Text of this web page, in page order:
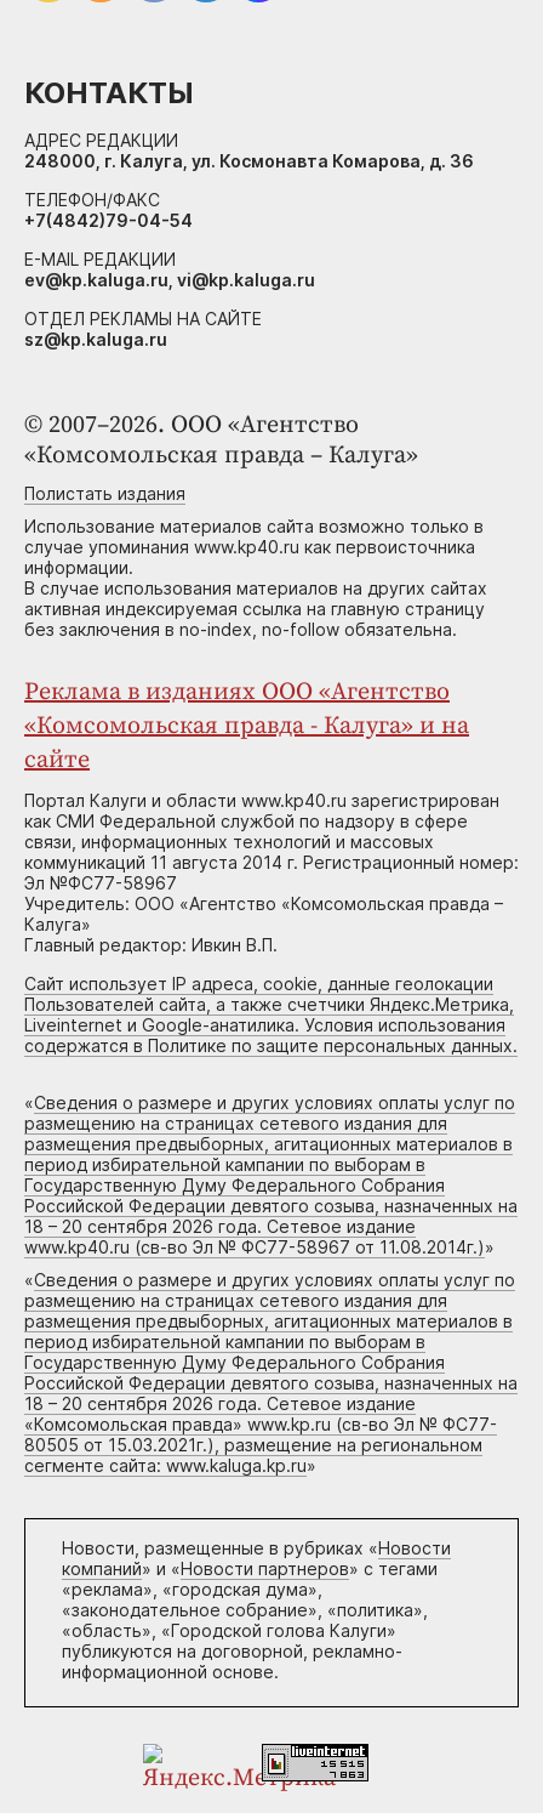
© 2007–2026. ООО «Агентство
«Комсомольская правда – Калуга»
Полистать издания
Использование материалов сайта возможно только в
случае упоминания www.kp40.ru как первоисточника
информации.
В случае использования материалов на других сайтах
активная индексируемая ссылка на главную страницу
без заключения в no-index, no-follow обязательна.
Реклама в изданиях ООО «Агентство
«Комсомольская правда - Калуга» и на
сайте
Портал Калуги и области www.kp40.ru зарегистрирован
как СМИ Федеральной службой по надзору в сфере
связи, информационных технологий и массовых
коммуникаций 11 августа 2014 г. Регистрационный номер:
Эл №ФС77-58967
Учредитель: ООО «Агентство «Комсомольская правда –
Калуга»
Главный редактор: Ивкин В.П.
Сайт использует IP адреса, cookie, данные геолокации
Пользователей сайта, а также счетчики Яндекс.Метрика,
Liveinternet и Google-анатилика. Условия использования
содержатся в Политике по защите персональных данных.
«Сведения о размере и других условиях оплаты услуг по
размещению на страницах сетевого издания для
размещения предвыборных, агитационных материалов в
период избирательной кампании по выборам в
Государственную Думу Федерального Собрания
Российской Федерации девятого созыва, назначенных на
18 – 20 сентября 2026 года. Сетевое издание
www.kp40.ru (св-во Эл № ФС77-58967 от 11.08.2014г.)»
«Сведения о размере и других условиях оплаты услуг по
размещению на страницах сетевого издания для
размещения предвыборных, агитационных материалов в
период избирательной кампании по выборам в
Государственную Думу Федерального Собрания
Российской Федерации девятого созыва, назначенных на
18 – 20 сентября 2026 года. Сетевое издание
«Комсомольская правда» www.kp.ru (св-во Эл № ФС77-
80505 от 15.03.2021г.), размещение на региональном
сегменте сайта: www.kaluga.kp.ru»
Новости, размещенные в рубриках «Новости
компаний» и «Новости партнеров» с тегами
«реклама», «городская дума»,
«законодательное собрание», «политика»,
«область», «Городской голова Калуги»
публикуются на договорной, рекламно-
информационной основе.
КОНТАКТЫ
АДРЕС РЕДАКЦИИ
248000, г. Калуга, ул. Космонавта Комарова, д. 36
ТЕЛЕФОН/ФАКС
+7(4842)79-04-54
E-MAIL РЕДАКЦИИ
ev@kp.kaluga.ru, vi@kp.kaluga.ru
ОТДЕЛ РЕКЛАМЫ НА САЙТЕ
sz@kp.kaluga.ru